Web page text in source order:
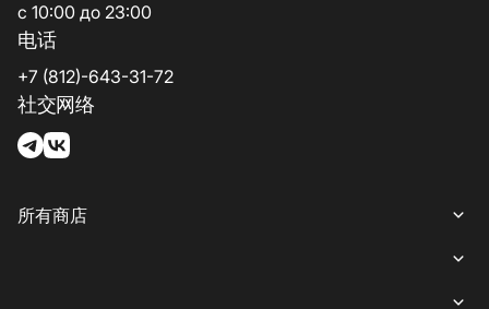
с 10:00 до 23:00
电话
+7 (812)-643-31-72
社交网络
所有商店